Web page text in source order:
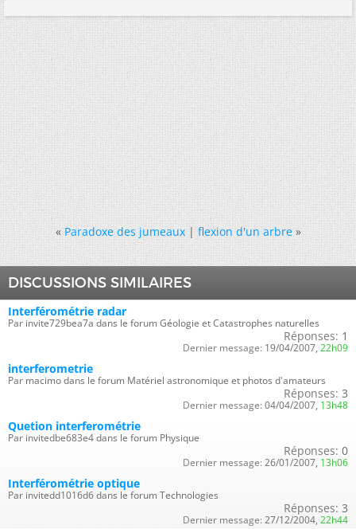
« Paradoxe des jumeaux|flexion d'un arbre »
DISCUSSIONS SIMILAIRES
Interférométrie radar
Par invite729bea7a dans le forum Géologie et Catastrophes naturelles
Réponses: 1
Dernier message: 19/04/2007, 22h09
interferometrie
Par macimo dans le forum Matériel astronomique et photos d'amateurs
Réponses: 3
Dernier message: 04/04/2007, 13h48
Quetion interferométrie
Par invitedbe683e4 dans le forum Physique
Réponses: 0
Dernier message: 26/01/2007, 13h06
Interférométrie optique
Par invitedd1016d6 dans le forum Technologies
Réponses: 3
Dernier message: 27/12/2004, 22h44